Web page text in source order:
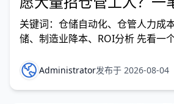
底层逻辑
关键词：仓储自动化、仓管人力成
储、制造业降本、ROI分析 先看一
式下配置了12名拣货员、4名理货员
员、1名仓库主管，合计19人。按
Administrator发布于 2026-08-04